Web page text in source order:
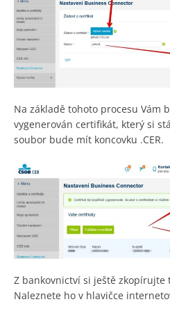
Na základě tohoto procesu Vám
vygenerován certifikát, který si
soubor bude mít koncovku .CER.
Z bankovnictví si ještě zkopírujte
Naleznete ho v hlavičce